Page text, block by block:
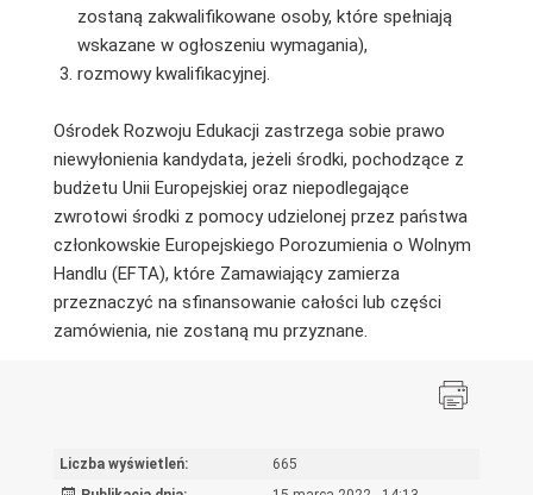
zostaną zakwalifikowane osoby, które spełniają
wskazane w ogłoszeniu wymagania),
rozmowy kwalifikacyjnej.
Ośrodek Rozwoju Edukacji zastrzega sobie prawo
niewyłonienia kandydata, jeżeli środki, pochodzące z
budżetu Unii Europejskiej oraz niepodlegające
zwrotowi środki z pomocy udzielonej przez państwa
członkowskie Europejskiego Porozumienia o Wolnym
Handlu (EFTA), które Zamawiający zamierza
przeznaczyć na sfinansowanie całości lub części
zamówienia, nie zostaną mu przyznane.
Liczba wyświetleń:
665